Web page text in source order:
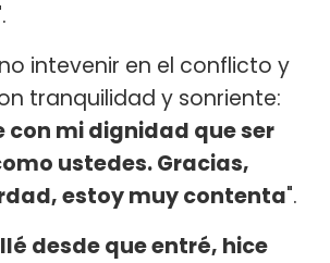
intevenir en el conflicto y
tranquilidad y sonriente:
con mi dignidad que ser
ustedes. Gracias,
estoy muy contenta".
desde que entré, hice